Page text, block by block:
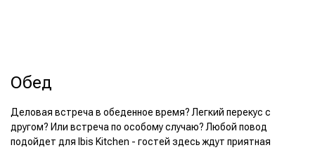
Обед
Деловая встреча в обеденное время? Легкий перекус с
другом? Или встреча по особому случаю? Любой повод
подойдет для Ibis Kitchen - гостей здесь ждут приятная